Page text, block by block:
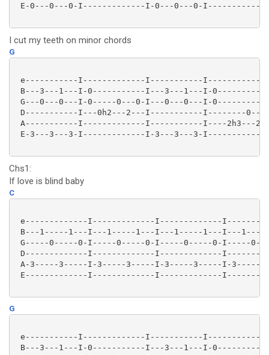
E-0---0---0-I-------------I-0---0---0-
I cut my teeth on minor chords
G
e-----------I-------------I-----------
B---3---1---I-0-----------I---3---1---I-
G---0---0---I-0-----0---0-I---0---0---I-
D-----------I---0h2---2---I-----------I--------
A-----------I-------------I-----------I----2h3---2-
E-3---3---3-I-------------I-3---3---3-
Chs1:
If love is blind baby
C
e-------------I-------------I-------------
B---1-----1---I---1-----1---I---1-----1---I---
G-----0-----0-I-----0-----0-I-----0-----0-I-----
D-------------I-------------I-------------
A-3-----3-----I-3-----3-----I-3-----3-----I-3-----
E-------------I-------------I-------------
G
e-----------I-------------I-----------
B---3---1---I-0-----------I---3---1---I-